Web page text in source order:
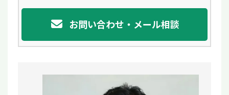
お問い合わせ・メール相談